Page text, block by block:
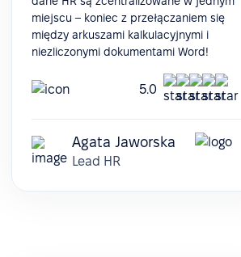
miejscu – koniec z przełączaniem się
między arkuszami kalkulacyjnymi i
niezliczonymi dokumentami Word!
5.0
Agata Jaworska
Lead HR